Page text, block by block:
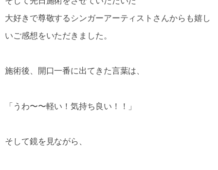
大好きで尊敬するシンガーアーティストさんからも嬉し
いご感想をいただきました。
施術後、開口一番に出てきた言葉は、
「うわ〜〜軽い！気持ち良い！！」
そして鏡を見ながら、